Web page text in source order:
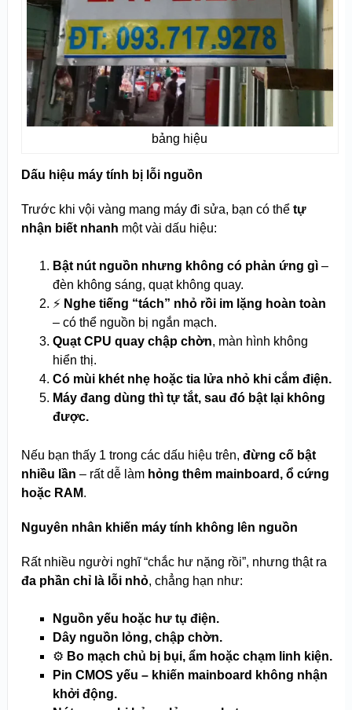
bảng hiệu
Dấu hiệu máy tính bị lỗi nguồn
Trước khi vội vàng mang máy đi sửa, bạn có thể tự
nhận biết nhanh một vài dấu hiệu:
Bật nút nguồn nhưng không có phản ứng gì–
đèn không sáng, quạt không quay.
⚡ Nghe tiếng “tách” nhỏ rồi im lặng hoàn toàn
– có thể nguồn bị ngắn mạch.
Quạt CPU quay chập chờn, màn hình không
hiển thị.
Có mùi khét nhẹ hoặc tia lửa nhỏ khi cắm điện.
Máy đang dùng thì tự tắt, sau đó bật lại không
được.
Nếu bạn thấy 1 trong các dấu hiệu trên, đừng cố bật
nhiều lần – rất dễ làm hỏng thêm mainboard, ổ cứng
hoặc RAM.
Nguyên nhân khiến máy tính không lên nguồn
Rất nhiều người nghĩ “chắc hư nặng rồi”, nhưng thật ra
đa phần chỉ là lỗi nhỏ, chẳng hạn như:
Nguồn yếu hoặc hư tụ điện.
Dây nguồn lỏng, chập chờn.
⚙️ Bo mạch chủ bị bụi, ẩm hoặc chạm linh kiện.
Pin CMOS yếu – khiến mainboard không nhận
khởi động.